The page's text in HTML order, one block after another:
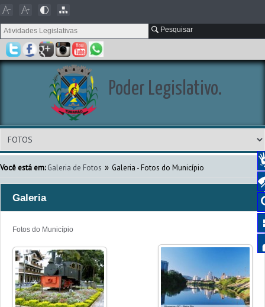
Pesquisar
Poder Legislativo.
Você está em:Galeria de Fotos » Galeria - Fotos do Município
Galeria
Fotos do Município